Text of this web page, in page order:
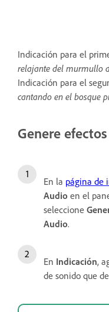
Indicación para el
relajante del murmullo
Indicación para el
cantando en el bosque
Genere
En la página de
Audio en el
seleccione
Audio.
En Indicación,
de sonido que